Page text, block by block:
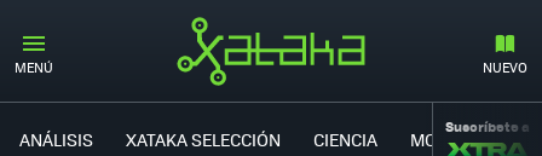
MENÚ NUEVO
ANÁLISIS XATAKA SELECCIÓN CIENCIA MOVILIDAD
Suscríbete a